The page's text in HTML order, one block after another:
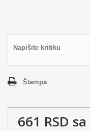
Napišite kritiku
Štampa
661 RSD